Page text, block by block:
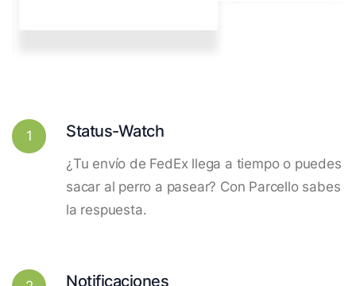
1 Status-Watch
¿Tu envío de FedEx llega a tiempo o puedes
sacar al perro a pasear? Con Parcello sabes
la respuesta.
Notificaciones